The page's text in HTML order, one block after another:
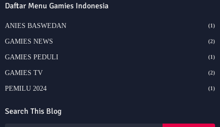
Daftar Menu Gamies Indonesia
ANIES BASWEDAN (1)
GAMIES NEWS (2)
GAMIES PEDULI (1)
GAMIES TV (2)
PEMILU 2024 (1)
Search This Blog